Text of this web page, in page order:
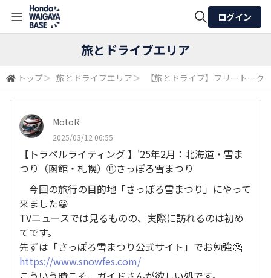
検索
ログイン
旅とドライブエリア
トップ＞ 旅とドライブエリア＞ 【旅とドライブ】フリートーク
MotoR
2025/03/12 06:55
【トラベルライティング 】'25年2月：北海道・雪ま
つり（函館・札幌）⑪さっぽろ雪まつり
今回の旅行の目的地「さっぽろ雪まつり」にやって
来ました😀
TVニュースでは見るものの、実際に訪れるのは初め
てです。
先ずは「さっぽろ雪まつり公式サイト」でお勉強🤔
https://www.snowfes.com/